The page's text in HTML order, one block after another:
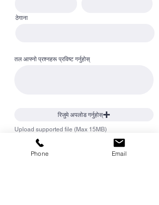
ठेगाना
तल आफ्नो प्रश्नहरू प्रविष्ट गर्नुहोस्
रिजुमे अपलोड गर्नुहोस्
Upload supported file (Max 15MB)
Phone Email